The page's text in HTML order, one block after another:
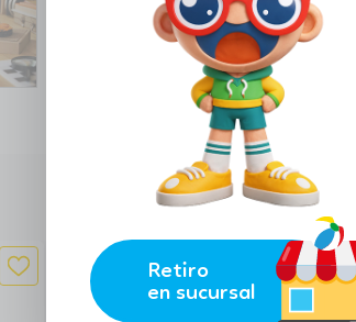
Retiro
en sucursal